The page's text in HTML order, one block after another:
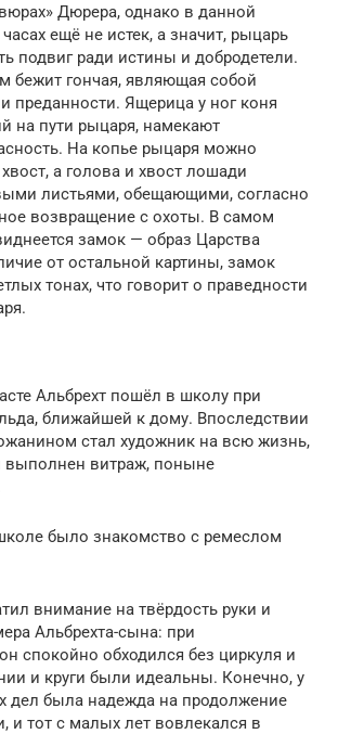
Дюрера, однако в данной
ещё не истек, а значит, рыцарь
подвиг ради истины и добродетели.
бежит гончая, являющая собой
преданности. Ящерица у ног коня
на пути рыцаря, намекают
На копье рыцаря можно
а голова и хвост лошади
листьями, обещающими, согласно
возвращение с охоты. В самом
замок — образ Царства
от остальной картины, замок
тонах, что говорит о праведности
Альбрехт пошёл в школу при
ближайшей к дому. Впоследствии
стал художник на всю жизнь,
выполнен витраж, поныне
было знакомство с ремеслом
внимание на твёрдость руки и
Альбрехта-сына: при
спокойно обходился без циркуля и
и круги были идеальны. Конечно, у
дел была надежда на продолжение
и тот с малых лет вовлекался в